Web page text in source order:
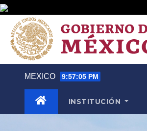
MEXICO 9:57:06 PM
INSTITUCIÓN